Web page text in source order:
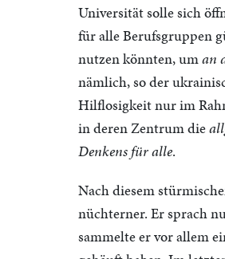
Universität solle sich
für alle Berufsgruppen
nutzen könnten, uman
nämlich, so der
Hilflosigkeit nur im
in deren Zentrum die
Denkens für alle.
Nach diesem
nüchterner. Er sprach
sammelte er vor allem